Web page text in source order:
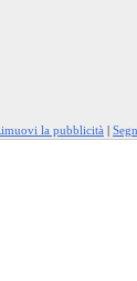
la pubblicità |